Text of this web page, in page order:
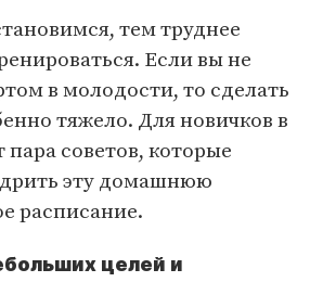
тем труднее
Если вы не
в молодости, то сделать
тяжело. Для новичков в
пара советов, которые
эту домашнюю
расписание.
целей и